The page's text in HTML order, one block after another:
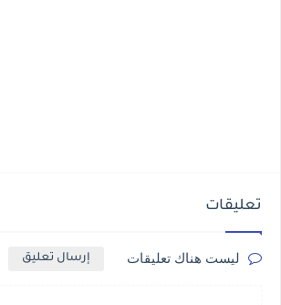
تعليقات
ليست هناك تعليقات إرسال تعليق